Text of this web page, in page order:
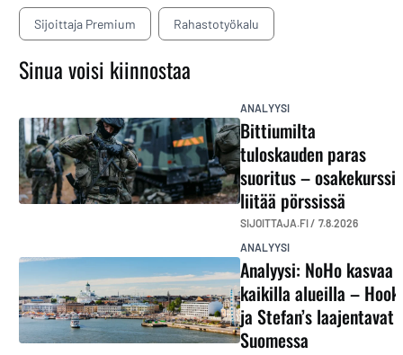
Sijoittaja Premium Rahastotyökalu
Sinua voisi kiinnostaa
ANALYYSI
Bittiumilta
tuloskauden paras
suoritus – osakekurssi
liitää pörssissä
SIJOITTAJA.FI / 7.8.2026
ANALYYSI
Analyysi: NoHo kasvaa
kaikilla alueilla – Hook
ja Stefan’s laajentavat
Suomessa